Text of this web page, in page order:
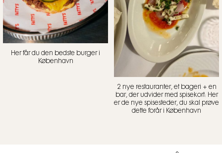
Her får du den bedste burger i
København
2 nye restauranter, et bageri + en
bar, der udvider med spisekort: Her
er de nye spisesteder, du skal prøve
dette forår i København